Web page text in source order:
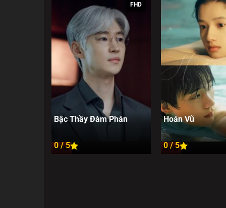
FHD
New
Bậc Thầy Đàm Phán
0 / 5 New
Hoán Vũ
0 / 5